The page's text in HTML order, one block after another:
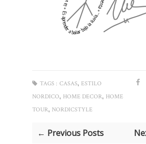
TAGS : CASAS, ESTILO
NORDICO, HOME DECOR, HOME
TOUR, NORDICSTYLE
← Previous Posts